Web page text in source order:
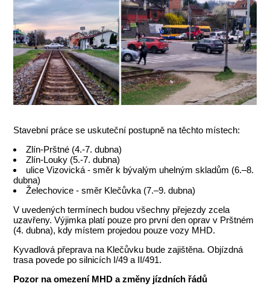
Stavební práce se uskuteční postupně na těchto místech:
Zlín-Prštné (4.-7. dubna)
Zlín-Louky (5.-7. dubna)
ulice Vizovická - směr k bývalým uhelným skladům (6.–8.
dubna)
Želechovice - směr Klečůvka (7.–9. dubna)
V uvedených termínech budou všechny přejezdy zcela
uzavřeny. Výjimka platí pouze pro první den oprav v Prštném
(4. dubna), kdy místem projedou pouze vozy MHD.
Kyvadlová přeprava na Klečůvku bude zajištěna. Objízdná
trasa povede po silnicích I/49 a II/491.
Pozor na omezení MHD a změny jízdních řádů